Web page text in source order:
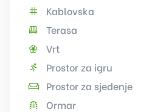
Kablovska
Terasa
Vrt
Prostor za igru
Prostor za sjedenje
Ormar